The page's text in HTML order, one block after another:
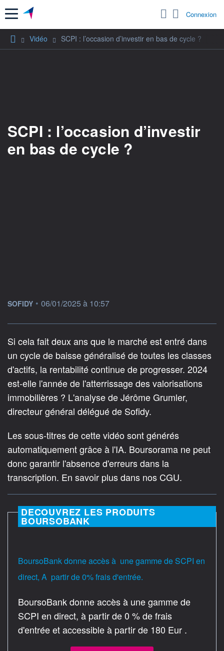
Menu Connexion
Vidéo SCPI : l’occasion d’investir en bas de cycle ?
SCPI : l’occasion d’investir
en bas de cycle ?
information fournie par
SOFIDY • 06/01/2025 à 10:57
Si cela fait deux ans que le marché est entré dans
un cycle de baisse généralisé de toutes les classes
d'actifs, la rentabilité continue de progresser. 2024
est-elle l'année de l'atterrissage des valorisations
immobilières ? L'analyse de Jérôme Grumler,
directeur général délégué de Sofidy.
Les sous-titres de cette vidéo sont générés
automatiquement grâce à l'IA. Boursorama ne peut
donc garantir l'absence d'erreurs dans la
transcription. En savoir plus dans nos CGU.
DECOUVREZ LES PRODUITS
BOURSOBANK
BoursoBank donne accès à une gamme de SCPI en
direct, A partir de 0% frais d'entrée.
BoursoBank donne accès à une gamme de
SCPI en direct, à partir de 0 % de frais
d'entrée et accessible à partir de 180 Eur .